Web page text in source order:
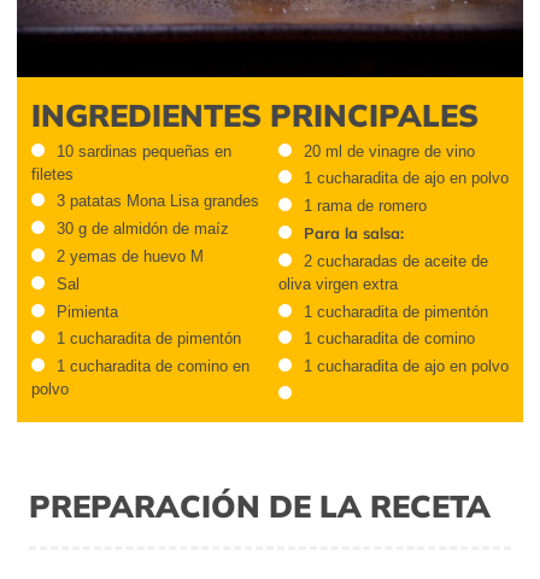
INGREDIENTES PRINCIPALES
10 sardinas pequeñas en
filetes
3 patatas Mona Lisa grandes
30 g de almidón de maíz
2 yemas de huevo M
Sal
Pimienta
1 cucharadita de pimentón
1 cucharadita de comino en
polvo
20 ml de vinagre de vino
1 cucharadita de ajo en polvo
1 rama de romero
Para la salsa:
2 cucharadas de aceite de
oliva virgen extra
1 cucharadita de pimentón
1 cucharadita de comino
1 cucharadita de ajo en polvo
PREPARACIÓN DE LA RECETA